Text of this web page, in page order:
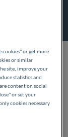
ou
cher à Saint-
moderne et
votre séjour,
cookies" or get more
or similar
site, improve your
statistics and
content on social
or set your
cookies necessary